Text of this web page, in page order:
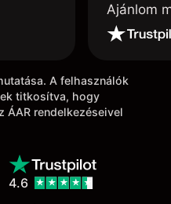
Ajánlom
A felhasználók
titkosítva, hogy
ÁAR rendelkezéseivel
4.6